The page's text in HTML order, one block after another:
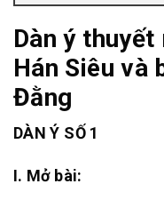
Dàn ý
Hán Siêu và
Đằng
DÀN Ý SỐ 1
I. Mở bài: